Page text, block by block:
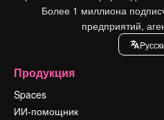
Более 1 миллиона
предприятий,
Продукция
Spaces
ИИ-помощник